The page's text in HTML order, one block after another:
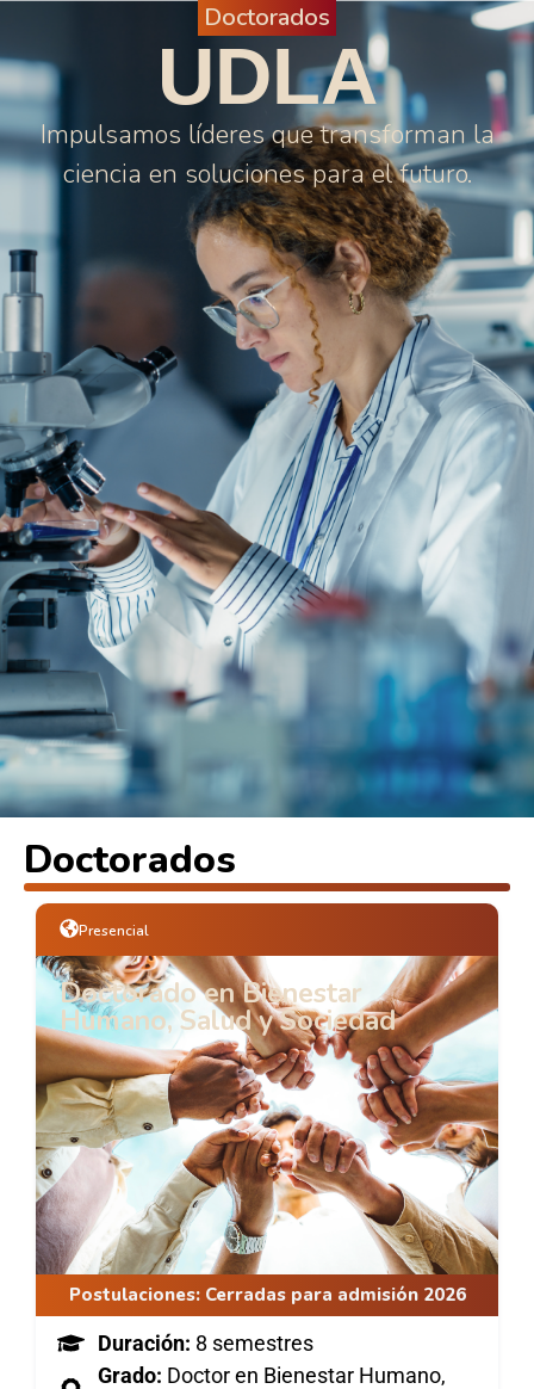
Doctorados
UDLA
Impulsamos líderes que transforman la
ciencia en soluciones para el futuro.
Doctorados
Presencial
Doctorado en Bienestar
Humano, Salud y Sociedad
Postulaciones: Cerradas para admisión 2026
Duración: 8 semestres
Grado: Doctor en Bienestar Humano,